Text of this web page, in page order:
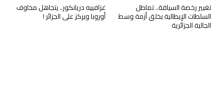
غزافييه دريانكور.. يتجاهل مخاوف
أوروبا ويركز على الجزائر !
تغيير رخصة السياقة.. تماطل
السلطات الإيطالية يخلق أزمة وسط
الجالية الجزائرية